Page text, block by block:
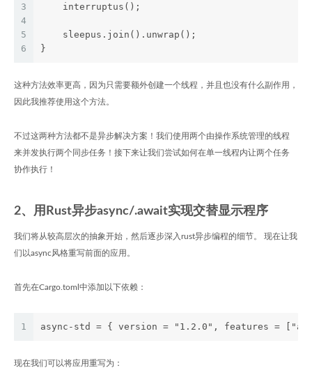
3
4
5
6
    interruptus();
    sleepus.join().unwrap();
}
这种方法效率更高，因为只需要额外创建一个线程，并且也没有什么副作用，
因此我推荐使用这个方法。
不过这两种方法都不是异步解决方案！我们使用两个由操作系统管理的线程
来并发执行两个同步任务！接下来让我们尝试如何在单一线程内让两个任务
协作执行！
2、用Rust异步async/.await实现交替显示程序
我们将从较高层次的抽象开始，然后逐步深入rust异步编程的细节。 现在让我
们以async风格重写前面的应用。
首先在Cargo.toml中添加以下依赖：
1 async-std = { version = "1.2.0", features =
现在我们可以将应用重写为：